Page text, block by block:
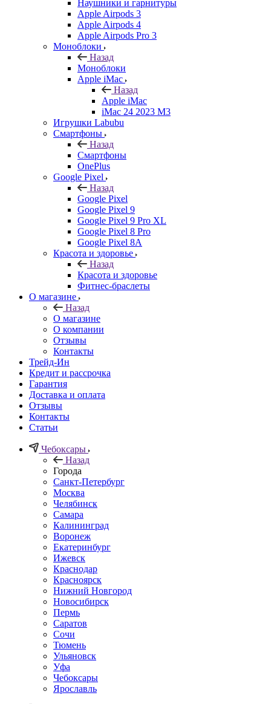
Наушники и гарнитуры
Apple Airpods 3
Apple Airpods 4
Apple Airpods Pro 3
Моноблоки
Назад
Моноблоки
Apple iMac
Назад
Apple iMac
iMac 24 2023 M3
Игрушки Labubu
Смартфоны
Назад
Смартфоны
OnePlus
Google Pixel
Назад
Google Pixel
Google Pixel 9
Google Pixel 9 Pro XL
Google Pixel 8 Pro
Google Pixel 8A
Красота и здоровье
Назад
Красота и здоровье
Фитнес-браслеты
О магазине
Назад
О магазине
О компании
Отзывы
Контакты
Трейд-Ин
Кредит и рассрочка
Гарантия
Доставка и оплата
Отзывы
Контакты
Статьи
Чебоксары
Назад
Города
Санкт-Петербург
Москва
Челябинск
Самара
Калининград
Воронеж
Екатеринбург
Ижевск
Краснодар
Красноярск
Нижний Новгород
Новосибирск
Пермь
Саратов
Сочи
Тюмень
Ульяновск
Уфа
Чебоксары
Ярославль